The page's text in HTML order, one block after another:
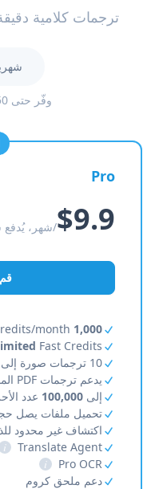
ترجمات كلامية
وفّر حتى 50% مع الخطة السنوية
Pro
$9.9/شهر، يُدفع
1,000
Fast Credits
10 ترجمات صورة إلى صورة/اليوم
يدعم ترجمات PDF الممسوحة ضوئيا
إلى 100,000 عدد
تحميل ملفات يصل
اكتشاف غير محدود
Translate Agent
i
Pro OCR
i
دعم ملحق كروم